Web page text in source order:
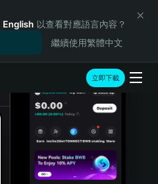
English 以查看對應語言內容？
繼續使用繁體中文
立即下載